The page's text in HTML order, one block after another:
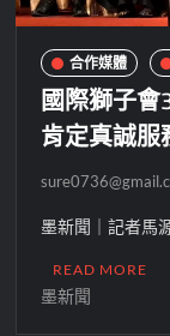
合作媒體
國際獅子
肯定真誠
墨新聞｜記者馬
READ MORE
墨新聞